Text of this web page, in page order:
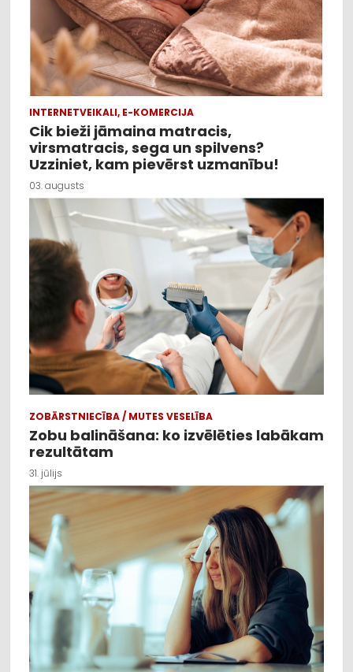
INTERNETVEIKALI, E-KOMERCIJA
Cik bieži jāmaina matracis,
virsmatracis, sega un spilvens?
Uzziniet, kam pievērst uzmanību!
03. augusts
ZOBĀRSTNIECĪBA / MUTES VESELĪBA
Zobu balināšana: ko izvēlēties labākam
rezultātam
31. jūlijs